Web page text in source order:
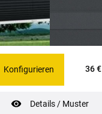
36 €
Details / Muster
Konfigurieren